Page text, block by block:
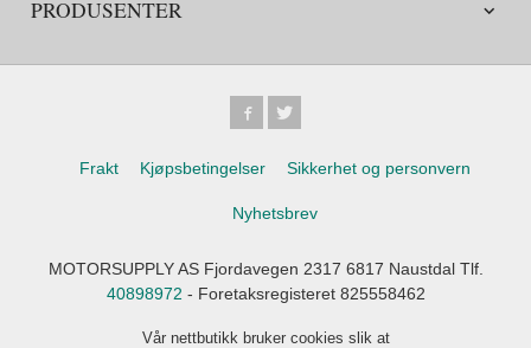
PRODUSENTER
Frakt Kjøpsbetingelser Sikkerhet og personvern
Nyhetsbrev
MOTORSUPPLY AS Fjordavegen 2317 6817 Naustdal Tlf.
40898972 - Foretaksregisteret 825558462
Vår nettbutikk bruker cookies slik at